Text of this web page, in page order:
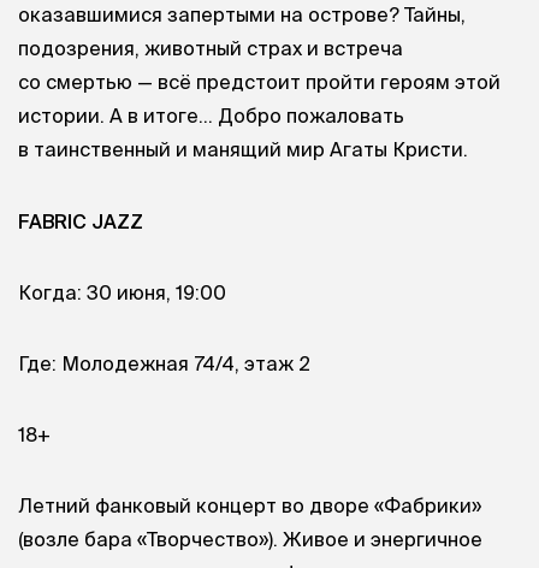
оказавшимися запертыми на острове? Тайны,
подозрения, животный страх и встреча
со смертью — всё предстоит пройти героям этой
истории. А в итоге… Добро пожаловать
в таинственный и манящий мир Агаты Кристи.
FABRIC JAZZ
Когда: 30 июня, 19:00
Где: Молодежная 74/4, этаж 2
18+
Летний фанковый концерт во дворе «Фабрики»
(возле бара «Творчество»). Живое и энергичное